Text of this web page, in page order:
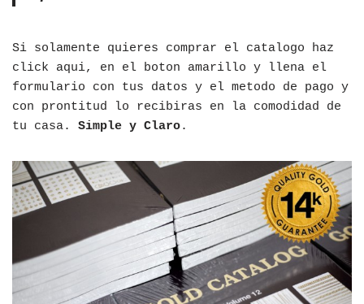
Si solamente quieres comprar el catalogo haz
click aqui, en el boton amarillo y llena el
formulario con tus datos y el metodo de pago y
con prontitud lo recibiras en la comodidad de
tu casa. Simple y Claro.